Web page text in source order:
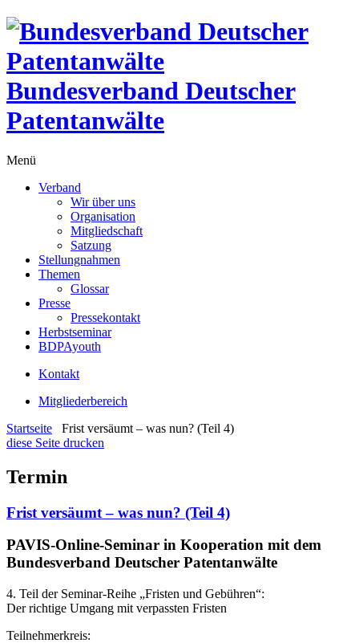
Bundesverband Deutscher
Patentanwälte
Menü
Verband
Wir über uns
Organisation
Mitgliedschaft
Satzung
Stellungnahmen
Themen
Glossar
Presse
Pressekontakt
Herbstseminar
BDPAyouth
Kontakt
Mitgliederbereich
Startseite
Frist versäumt – was nun? (Teil 4)
diese Seite drucken
Termin
Frist versäumt – was nun? (Teil 4)
PAVIS-Online-Seminar in Kooperation mit dem
Bundesverband Deutscher Patentanwälte
4. Teil der Seminar-Reihe „Fristen und Gebühren“:
Der richtige Umgang mit verpassten Fristen
Teilnehmerkreis: